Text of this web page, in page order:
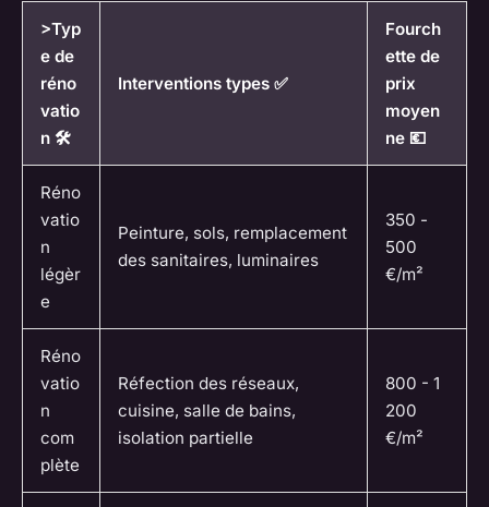
>Typ
e de
réno
vatio
n 🛠️
Interventions types ✅
Fourch
ette de
prix
moyen
ne 💶
Réno
vatio
n
légèr
e
Peinture, sols, remplacement
des sanitaires, luminaires
350 -
500
€/m²
Réno
vatio
n
com
plète
Réfection des réseaux,
cuisine, salle de bains,
isolation partielle
800 - 1
200
€/m²